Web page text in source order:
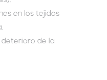
en los tejidos
deterioro de la